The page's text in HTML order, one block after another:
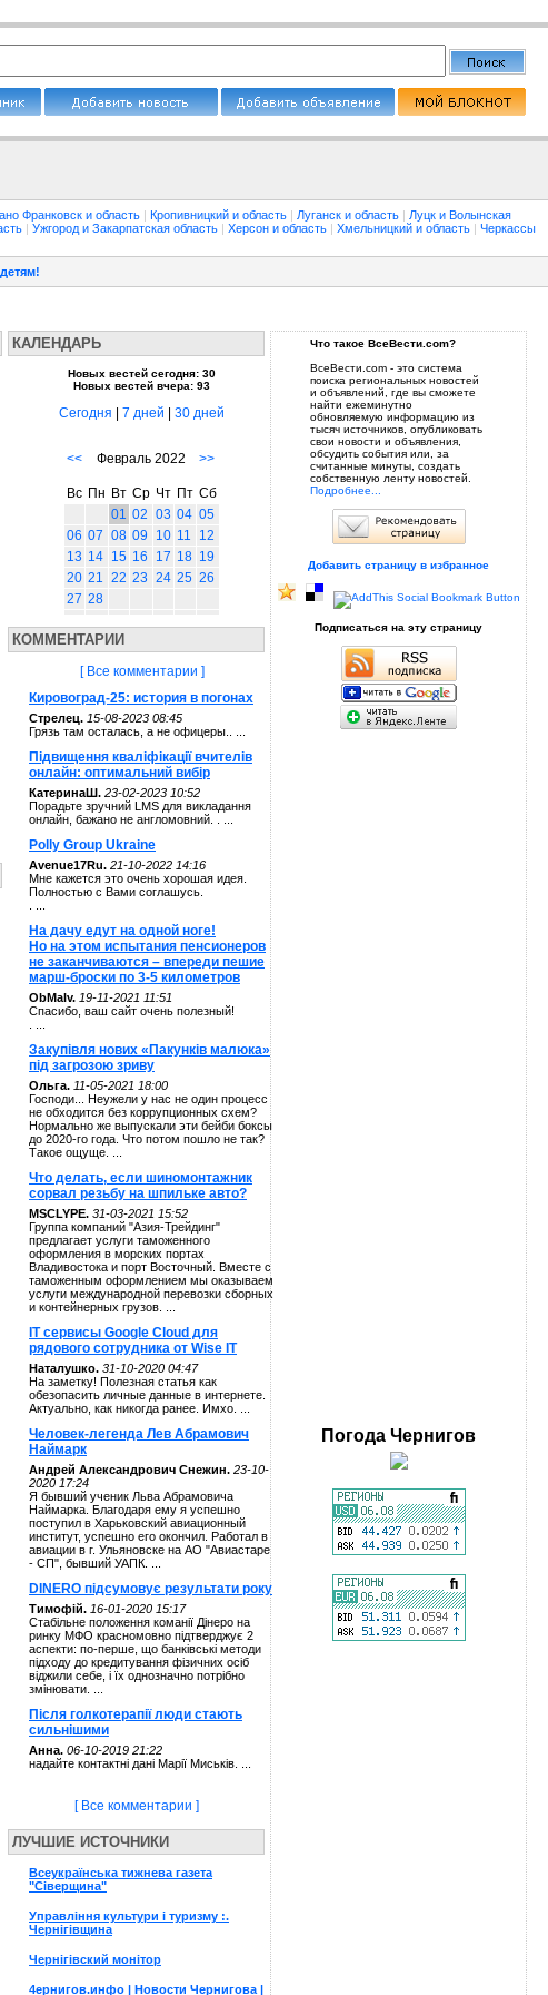
Франковск и область | Кропивницкий и область | Луганск и область | Луцк и Волынская
| Ужгород и Закарпатская область | Херсон и область | Хмельницкий и область | Черкассы
КАЛЕНДАРЬ
Новых вестей сегодня: 30
Новых вестей вчера: 93
Сегодня 7 дней 30 дней
<< Февраль 2022 >>
Вс Пн Вт Ср Чт Пт Сб
01 02 03 04 05
06 07 08 09 10 11
12
13 14 15 16 17 18 19
20 21 22 23 24 25 26
27 28
КОММЕНТАРИИ
[ Все комментарии ]
Кировоград-25: история в погонах
Стрелец. 15-08-2023 08:45
Грязь там осталась, а не офицеры.. ...
Підвищення кваліфікації вчителів
онлайн: оптимальний вибір
КатеринаШ. 23-02-2023 10:52
Порадьте зручний LMS для викладання
онлайн, бажано не англомовний. . ...
Polly Group Ukraine
Avenue17Ru. 21-10-2022 14:16
Мне кажется это очень хорошая идея.
Полностью с Вами соглашусь.
На дачу едут на одной ноге!
Но на этом испытания пенсионеров
не заканчиваются – впереди пешие
марш-броски по 3-5 километров
ОbMalv. 19-11-2021 11:51
Спасибо, ваш сайт очень полезный!
Закупівля нових «Пакунків малюка»
під загрозою зриву
Ольга. 11-05-2021 18:00
Господи... Неужели у нас не один процесс
не обходится без коррупционных схем?
Нормально же выпускали эти бейби боксы
до 2020-го года. Что потом пошло не так?
Такое ощуще. ...
Что делать, если шиномонтажник
сорвал резьбу на шпильке авто?
MSCLYPE. 31-03-2021 15:52
Группа компаний "Азия-Трейдинг"
предлагает услуги таможенного
оформления в морских портах
Владивостока и порт Восточный. Вместе с
таможенным оформлением мы оказываем
услуги международной перевозки сборных
и контейнерных грузов. ...
IT сервисы Google Cloud для
рядового сотрудника от Wise IT
Наталушко. 31-10-2020 04:47
На заметку! Полезная статья как
обезопасить личные данные в интернете.
Актуально, как никогда ранее. Имхо. ...
Человек-легенда Лев Абрамович
Наймарк
Андрей Александрович Снежин. 23-10-
2020 17:24
Я бывший ученик Льва Абрамовича
Наймарка. Благодаря ему я успешно
поступил в Харьковский авиационный
институт, успешно его окончил. Работал в
авиации в г. Ульяновске на АО "Авиастаре
- СП", бывший УАПК. ...
DINERO підсумовує результати року
Тимофій. 16-01-2020 15:17
Стабільне положення команії Дінеро на
ринку МФО красномовно підтверджує 2
аспекти: по-перше, що банківські методи
підходу до кредитування фізичних осіб
віджили себе, і їх однозначно потрібно
змінювати. ...
Після голкотерапії люди стають
сильнішими
Анна. 06-10-2019 21:22
надайте контактні дані Марії Миськів. ...
[ Все комментарии ]
ЛУЧШИЕ ИСТОЧНИКИ
Всеукраїнська тижнева газета
"Сіверщина"
Управління культури і туризму :.
Чернігівщина
Чернігівский монітор
4ернигов.инфо | Новости Чернигова |
Что такое ВсеВести.com?
ВсеВести.com - это система
поиска региональных новостей
и объявлений, где вы сможете
найти ежеминутно
обновляемую информацию из
тысяч источников, опубликовать
свои новости и объявления,
обсудить события или, за
считанные минуты, создать
собственную ленту новостей.
Подробнее...
Добавить страницу в избранное
Подписаться на эту страницу
Погода Чернигов